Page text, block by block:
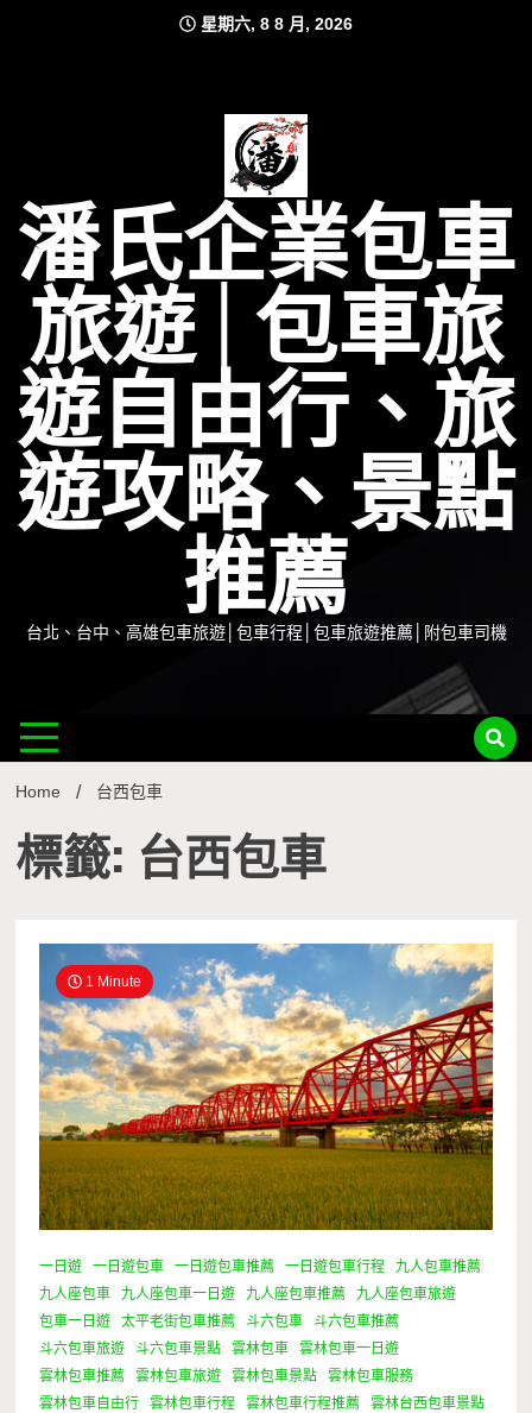
星期六, 8 8 月, 2026
潘氏企業包車
旅遊│包車旅
遊自由行、旅
遊攻略、景點
推薦
台北、台中、高雄包車旅遊│包車行程│包車旅遊推薦│附包車司機
Home 台西包車
標籤: 台西包車
1 Minute
一日遊 一日遊包車 一日遊包車推薦 一日遊包車行程
九人包車推薦
九人座包車
九人座包車一日遊 九人座包車推薦
九人座包車旅遊
包車一日遊
太平老街包車推薦 斗六包車
斗六包車推薦
斗六包車旅遊
斗六包車景點 雲林包車
雲林包車一日遊
雲林包車推薦
雲林包車旅遊 雲林包車景點
雲林包車服務
雲林包車自由行
雲林包車行程 雲林包車行程推薦
雲林台西包車景點